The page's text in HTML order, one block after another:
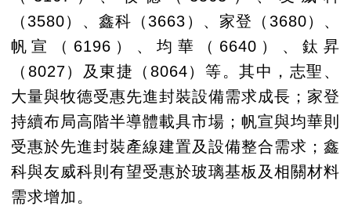
（3580）、鑫科（3663）、家登（3680）、
帆宣（6196）、均華（6640）、鈦昇
（8027）及東捷（8064）等。其中，志聖、
大量與牧德受惠先進封裝設備需求成長；家登
持續布局高階半導體載具市場；帆宣與均華則
受惠於先進封裝產線建置及設備整合需求；鑫
科與友威科則有望受惠於玻璃基板及相關材料
需求增加。